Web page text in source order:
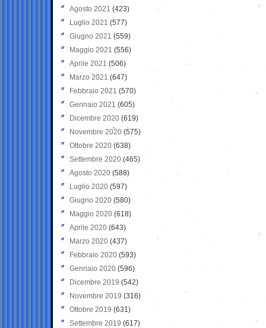
Agosto 2021 (423)
Luglio 2021 (577)
Giugno 2021(559)
Maggio 2021 (556)
Aprile 2021 (506)
Marzo 2021 (647)
Febbraio 2021 (570)
Gennaio 2021 (605)
Dicembre 2020 (619)
Novembre 2020 (575)
Ottobre 2020 (638)
Settembre 2020(465)
Agosto 2020 (588)
Luglio 2020 (597)
Giugno 2020 (580)
Maggio 2020 (618)
Aprile 2020 (643)
Marzo 2020 (437)
Febbraio 2020 (593)
Gennaio 2020 (596)
Dicembre 2019 (542)
Novembre 2019 (316)
Ottobre 2019 (631)
Settembre 2019 (617)